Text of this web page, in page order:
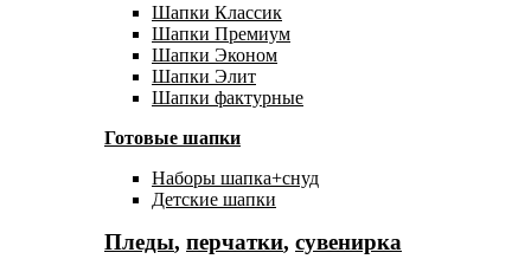
Шапки Классик
Шапки Премиум
Шапки Эконом
Шапки Элит
Шапки фактурные
Готовые шапки
Наборы шапка+снуд
Детские шапки
Пледы, перчатки, сувенирка